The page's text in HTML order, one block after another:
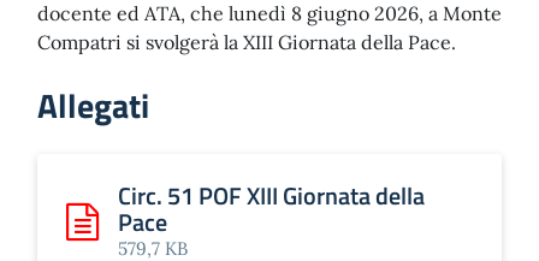
docente ed ATA, che lunedì 8 giugno 2026, a Monte
Compatri si svolgerà la XIII Giornata della Pace.
Allegati
Scarica: Circ. 51 POF XIII Giornata della Pace
Circ. 51 POF XIII Giornata della
Pace
579,7 KB